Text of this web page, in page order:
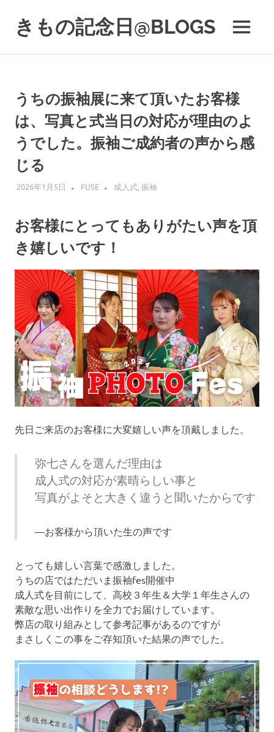
ン
きもの記念日@BLOGS
者
で
も、
楽
し
く
読
ん
考
に
な
ブ
ロ
グ
で
す。
MENU
うちの振袖展に来て頂いたお客様
は、写真と式当日の対応が理由のよ
うでした。振袖ご成約者の声から感
じる
2026年1月5日 FUSE 成人式,振袖
お客様にとってもありがたい声を頂
き嬉しいです！
先日ご来店のお客様に大変嬉しい声を頂戴しました。
弥七さんを選んだ理由は
成人式の対応が素晴らしい事と
写真がよそと大きく違うと聞いたからです
お客様から頂いた生の声です
とっても嬉しい言葉で感激しました。
うちの店ではただいま振袖fes開催中
成人式を目前にして、高校３年生＆大学１年生さんの
素敵な思い出作りを全力でお届けしています。
弊店の取り組みとして参考記事があるのですが
まさしくこの事をご存知頂いた結果の声でした。